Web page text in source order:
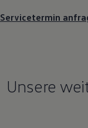
Servicetermin
Unsere